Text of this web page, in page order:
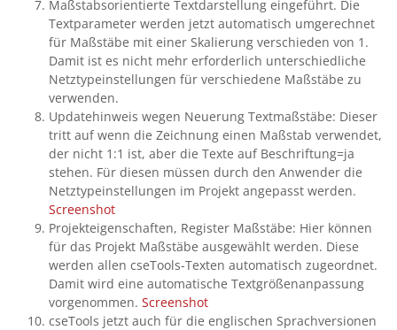
Maßstabsorientierte Textdarstellung eingeführt. Die
Textparameter werden jetzt automatisch umgerechnet
für Maßstäbe mit einer Skalierung verschieden von 1.
Damit ist es nicht mehr erforderlich unterschiedliche
Netztypeinstellungen für verschiedene Maßstäbe zu
verwenden.
Updatehinweis wegen Neuerung Textmaßstäbe: Dieser
tritt auf wenn die Zeichnung einen Maßstab verwendet,
der nicht 1:1 ist, aber die Texte auf Beschriftung=ja
stehen. Für diesen müssen durch den Anwender die
Netztypeinstellungen im Projekt angepasst werden.
Screenshot
Projekteigenschaften, Register Maßstäbe: Hier können
für das Projekt Maßstäbe ausgewählt werden. Diese
werden allen cseTools-Texten automatisch zugeordnet.
Damit wird eine automatische Textgrößenanpassung
vorgenommen. Screenshot
cseTools jetzt auch für die englischen Sprachversionen